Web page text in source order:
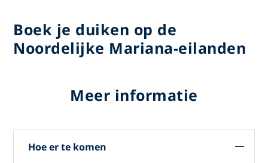
Boek je duiken op de
Noordelijke Mariana-eilanden
Meer informatie
Hoe er te komen